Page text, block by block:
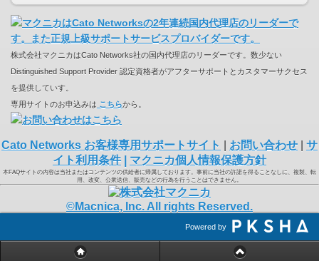
株式会社マクニカはCato Networks社の国内代理店のリーダーです。数少ない
Distinguished Support Provider 認定資格者がアフターサポートとカスタマーサクセス
を提供していす。
専用サイトのお申込みは こちらから。
Cato Networks お客様専用サポートサイト お問い合わせ
サ
イト利用条件| マクニカ個人情報保護方針
本FAQサイトの内容は当社またはコンテンツの供給者に帰属しております。事前に当社の許諾を得ることなしに、複製、転
用、改変、公衆送信、販売などの行為を行うことはできません。
©Macnica, Inc. All rights Reserved.
Powered by